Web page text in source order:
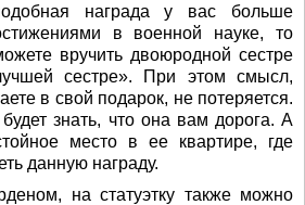
награда у вас больше
в военной науке, то
вручить двоюродной сестре
сестре». При этом смысл,
в свой подарок, не потеряется.
знать, что она вам дорога. А
место в ее квартире, где
данную награду.
на статуэтку также можно